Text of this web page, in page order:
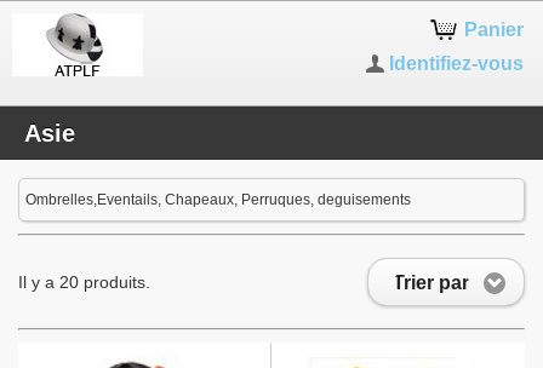
Panier
Identifiez-vous
Asie
Ombrelles,Eventails, Chapeaux, Perruques, deguisements
Trier par
Il y a 20 produits.